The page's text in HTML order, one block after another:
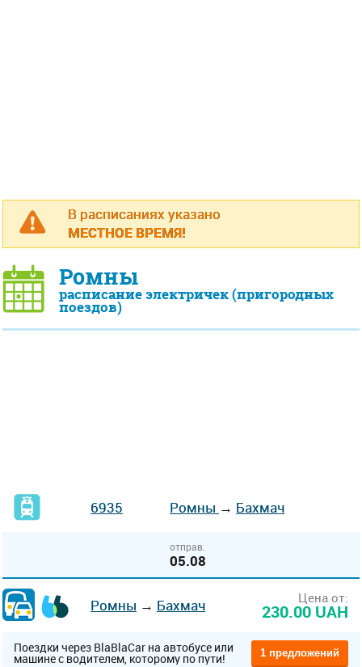
В расписаниях указано
МЕСТНОЕ ВРЕМЯ!
Ромны
расписание электричек (пригородных
поездов)
6935 Ромны → Бахмач
отправ.
05.08
Ромны → Бахмач Цена от:
230.00 UAH
Поездки через BlaBlaCar на автобусе или
машине с водителем, которому по пути! 1 предложений